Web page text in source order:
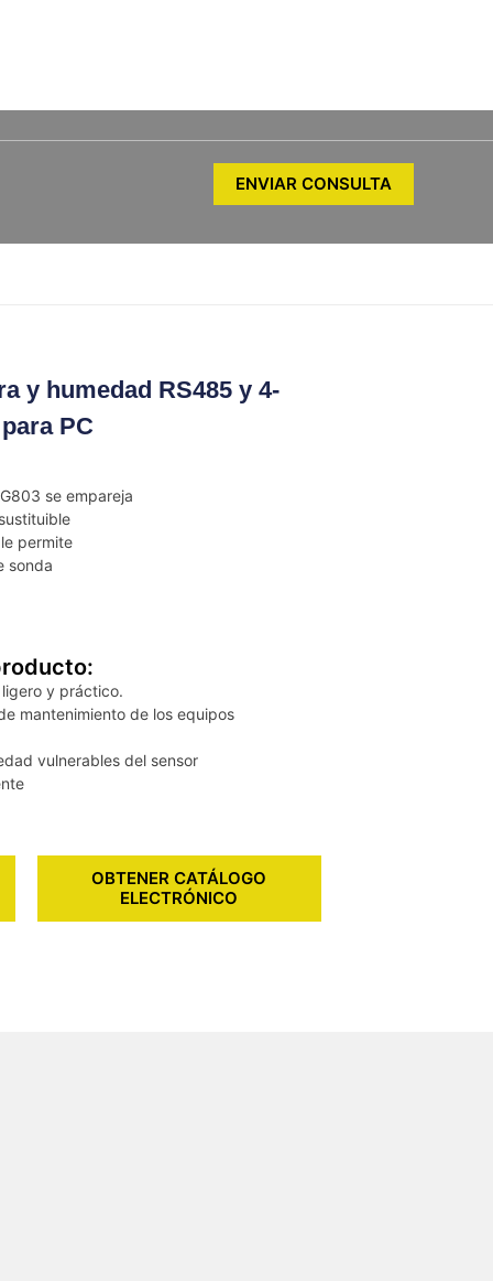
ENVIAR CONSULTA
y humedad RS485 y 4-
PC
se empareja
permite
sonda
y práctico.
mantenimiento de los equipos
vulnerables del sensor
OBTENER CATÁLOGO
ELECTRÓNICO